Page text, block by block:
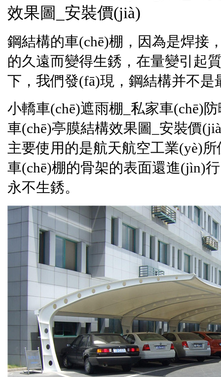
效果圖_安裝價(jià)
鋼結構的車(chē)棚，因為是焊接
的久遠而變得生銹，在量變引
下，我們發(fā)現，鋼結構并不
小轎車(chē)遮雨棚_私家車(chē)
車(chē)亭膜結構效果圖_安裝
主要使用的是航天航空工業(yè)
車(chē)棚的骨架的表面還進(jìn)行
永不生銹。